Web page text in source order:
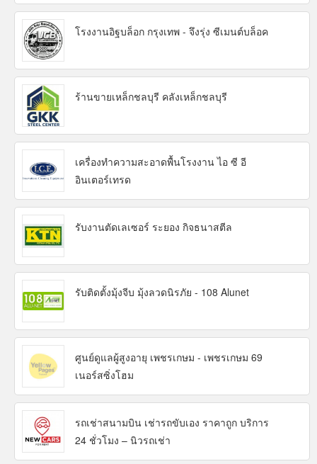
โรงงานอิฐบล็อก กรุงเทพ - จึงรุ่ง ซีเมนต์บล็อค
ร้านขายเหล็กชลบุรี คลังเหล็กชลบุรี
เครื่องทำความสะอาดพื้นโรงงาน ไอ ซี อี
อินเตอร์เทรด
รับงานตัดเลเซอร์ ระยอง กิจธนาสตีล
รับติดตั้งมุ้งจีบ มุ้งลวดนิรภัย - 108 Alunet
ศูนย์ดูแลผู้สูงอายุ เพชรเกษม - เพชรเกษม 69
เนอร์สซิ่งโฮม
รถเช่าสนามบิน เช่ารถขับเอง ราคาถูก บริการ
24 ชั่วโมง – นิวรถเช่า